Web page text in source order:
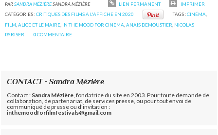
PARSANDRA MÉZIÈRESANDRA MÉZIÈRE LIEN PERMANENT
IMPRIMER
CATÉGORIES :CRITIQUES DES FILMS A L'AFFICHE EN 2020 TAGS :CINÉMA
FILM ,ALICE ET LE MAIRE IN THE MOOD FOR CINEMA ,ANAÏS DEMOUSTIER NICOLAS
PARISER
0COMMENTAIRE
CONTACT - Sandra Mézière
Contact : Sandra Mézière , fondatrice du site en 2003. Pour toute demande de
collaboration, de partenariat, de services presse, ou pour tout envoi de
communiqué de presse ou d'invitation :
inthemoodforfilmfestivals@gmail.com